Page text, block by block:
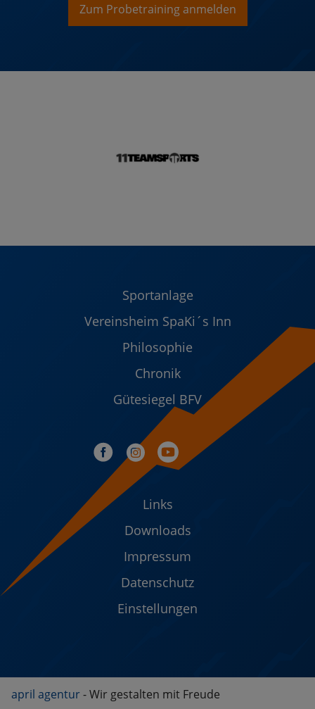
Zum Probetraining anmelden
Sportanlage
Vereinsheim SpaKi´s Inn
Philosophie
Chronik
Gütesiegel BFV
Links
Downloads
Impressum
Datenschutz
Einstellungen
april agentur- Wir gestalten mit Freude